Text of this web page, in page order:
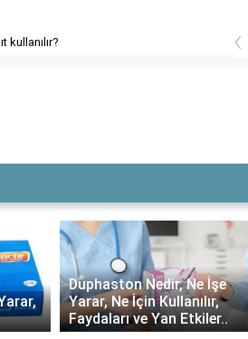
‹
Duphaston Nedir, Ne İşe
Yarar, Ne İçin Kullanılır,
Faydaları ve Yan Etkiler..